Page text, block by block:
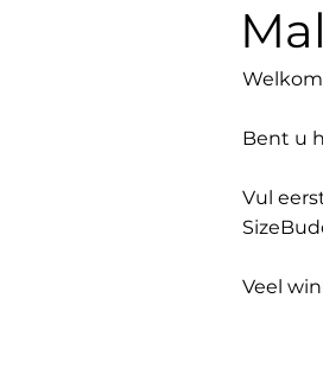
Bent u
Vul
Veel